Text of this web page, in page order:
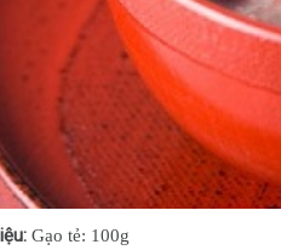
Gạo tẻ: 100g